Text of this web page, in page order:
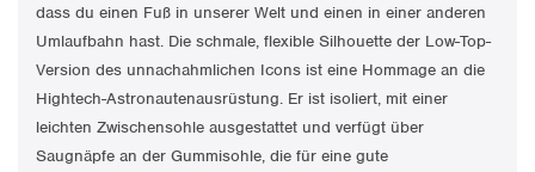
dass du einen Fuß in unserer Welt und einen in einer anderen
Umlaufbahn hast. Die schmale, flexible Silhouette der Low-Top-
Version des unnachahmlichen Icons ist eine Hommage an die
Hightech-Astronautenausrüstung. Er ist isoliert, mit einer
leichten Zwischensohle ausgestattet und verfügt über
Saugnäpfe an der Gummisohle, die für eine gute